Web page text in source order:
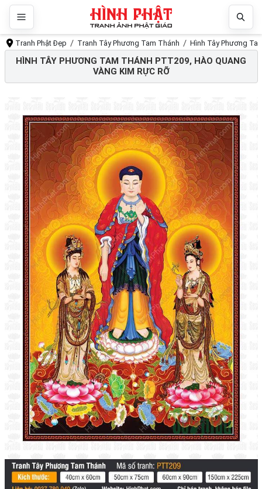
Tranh Phật Đẹp Tranh Tây Phương Tam Thánh Hình Tây Phương
HÌNH TÂY PHƯƠNG TAM THÁNH PTT209, HÀO QUANG
VÀNG KIM RỰC RỠ